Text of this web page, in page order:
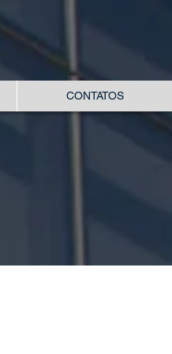
CONTATOS